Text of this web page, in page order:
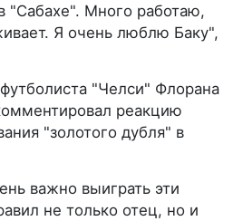
"Сабахе". Много работаю,
Я очень люблю Баку",
"Челси" Флорана
реакцию
"золотого дубля" в
важно выиграть эти
не только отец, но и